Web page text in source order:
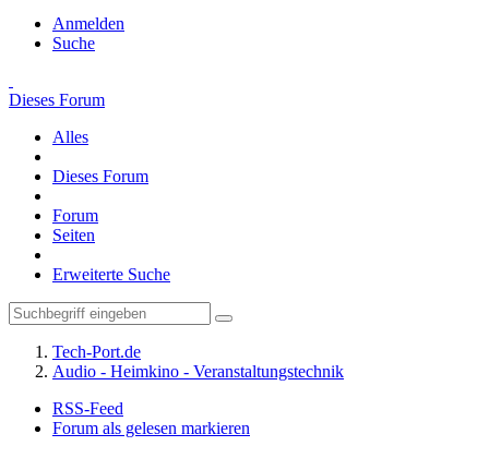
Anmelden
Suche
Dieses Forum
Alles
Dieses Forum
Forum
Seiten
Erweiterte Suche
Tech-Port.de
Audio - Heimkino - Veranstaltungstechnik
RSS-Feed
Forum als gelesen markieren